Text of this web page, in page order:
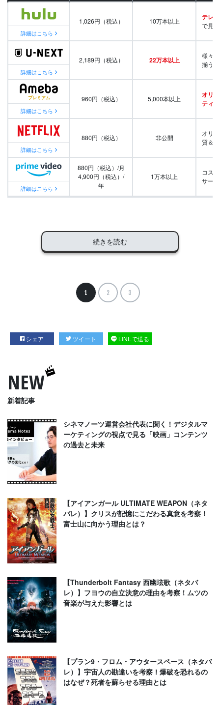
詳細はこちら
1,026円（税込） 10万本以上 テレビ
で見
詳細はこちら
2,189円（税込） 22万本以上
様々
揃う
詳細はこちら
960円（税込） 5,000本以上
オリ
ティ
詳細はこちら
880円（税込） 非公開
オリ
質＆
詳細はこちら
880円（税込）/月
4,900円（税込）/
年
1万本以上
コス
サー
続きを読む
1 2 3
シェア ツイート LINEで送る
NEW
新着記事
シネマノーツ運営会社代表に聞く！デジタルマ
ーケティングの視点で見る「映画」コンテンツ
の過去と未来
【アイアンガール ULTIMATE WEAPON（ネタ
バレ）】クリスが記憶にこだわる真意を考察！
富士山に向かう理由とは？
【Thunderbolt Fantasy 西幽玹歌（ネタバ
レ）】フヨウの自立決意の理由を考察！ムツの
音楽が与えた影響とは
【プラン9・フロム・アウタースペース（ネタバ
レ）】宇宙人の勘違いを考察！爆破を恐れるの
はなぜ？死者を蘇らせる理由とは